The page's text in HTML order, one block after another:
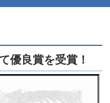
優良賞を受賞！